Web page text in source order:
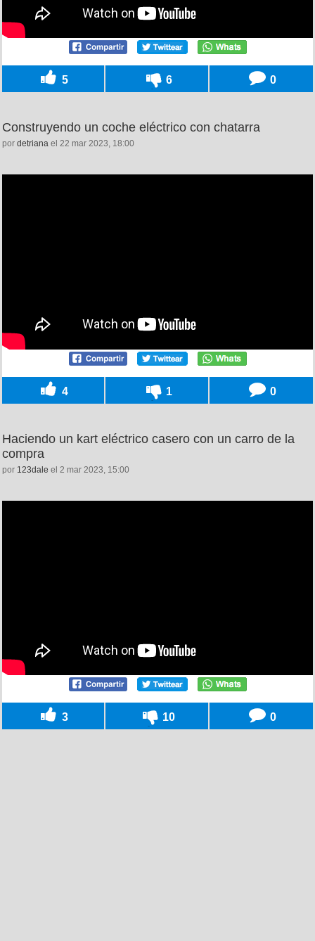
5 6 0
Construyendo un coche eléctrico con chatarra
por detriana el 22 mar 2023, 18:00
4 1 0
Haciendo un kart eléctrico casero con un carro de la
compra
por 123dale el 2 mar 2023, 15:00
3 10 0